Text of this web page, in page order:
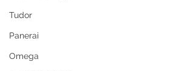
Tudor
Panerai
Omega